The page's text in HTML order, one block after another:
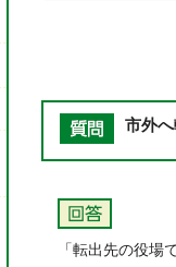
市外
「転出先の役場